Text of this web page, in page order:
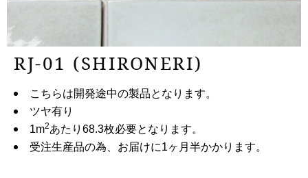
RJ-01 (SHIRONERI)
こちらは開発途中の製品となります。
ツヤ有り
1m2あたり68.3枚必要となります。
受注生産品の為、お届けに1ヶ月半かかります。